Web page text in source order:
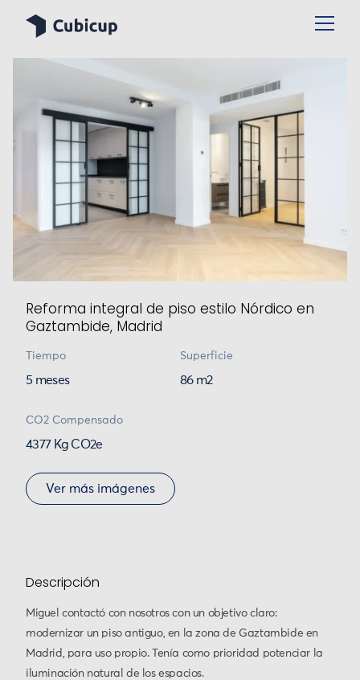
Reforma integral de piso estilo Nórdico en
Gaztambide, Madrid
Tiempo
5 meses
Superficie
86 m2
CO2 Compensado
4377 Kg CO2e
Ver más imágenes
Descripción
Miguel contactó con nosotros con un objetivo claro:
modernizar un piso antiguo, en la zona de Gaztambide en
Madrid, para uso propio. Tenía como prioridad potenciar la
iluminación natural de los espacios.